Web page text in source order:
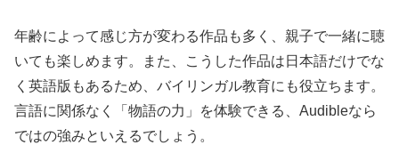
年齢によって感じ方が変わる作品も多く、親子で一緒に聴
いても楽しめます。また、こうした作品は日本語だけでな
く英語版もあるため、バイリンガル教育にも役立ちます。
言語に関係なく「物語の力」を体験できる、Audibleなら
ではの強みといえるでしょう。